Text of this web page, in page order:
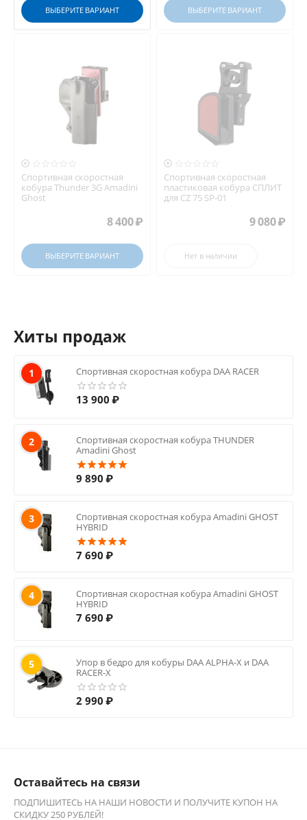
ВЫБЕРИТЕ ВАРИАНТ ВЫБЕРИТЕ ВАРИАНТ

Спортивная скоростная
кобура Thunder 3G Amadini
Ghost
8 400₽
ВЫБЕРИТЕ ВАРИАНТ

Спортивная скоростная
пластиковая кобура СПЛИТ
для CZ 75 SP-01
9 080₽
Нет в наличии
Хиты продаж
1 Спортивная скоростная кобура DAA RACER
13 900 ₽
2
Спортивная скоростная кобура THUNDER
Amadini Ghost
9 890 ₽
3
Спортивная скоростная кобура Amadini GHOST
HYBRID
7 690 ₽
4
Спортивная скоростная кобура Amadini GHOST
HYBRID
7 690 ₽
5
Упор в бедро для кобуры DAA ALPHA-X и DAA
RACER-X
2 990 ₽
Оставайтесь на связи
ПОДПИШИТЕСЬ НА НАШИ НОВОСТИ И ПОЛУЧИТЕ КУПОН НА
СКИДКУ 250 РУБЛЕЙ!